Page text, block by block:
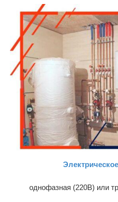
однофазная (220В) или